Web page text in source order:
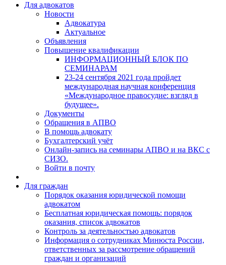
Для адвокатов
Новости
Адвокатура
Актуальное
Объявления
Повышение квалификации
ИНФОРМАЦИОННЫЙ БЛОК ПО
СЕМИНАРАМ
23-24 сентября 2021 года пройдет
международная научная конференция
«Международное правосудие: взгляд в
будущее».
Документы
Обращения в АПВО
В помощь адвокату
Бухгалтерский учёт
Онлайн-запись на семинары АПВО и на ВКС с
СИЗО.
Войти в почту
Для граждан
Порядок оказания юридической помощи
адвокатом
Бесплатная юридическая помощь: порядок
оказания, список адвокатов
Контроль за деятельностью адвокатов
Информация о сотрудниках Минюста России,
ответственных за рассмотрение обращений
граждан и организаций